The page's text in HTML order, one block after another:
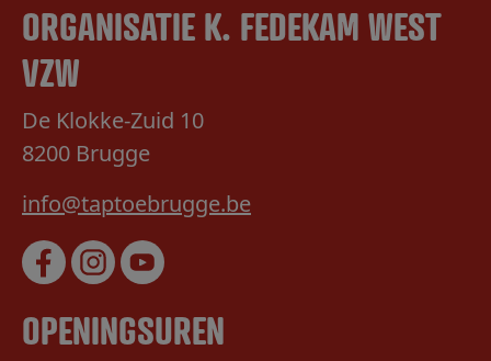
ORGANISATIE K. FEDEKAM WEST
VZW
De Klokke-Zuid 10
8200 Brugge
info@taptoebrugge.be
OPENINGSUREN